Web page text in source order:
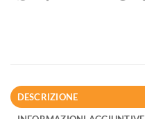
DESCRIZIONE